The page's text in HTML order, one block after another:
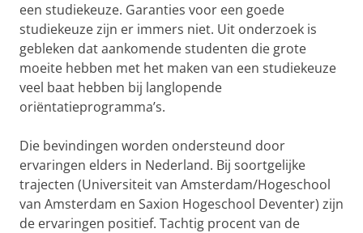
een studiekeuze. Garanties voor een goede
studiekeuze zijn er immers niet. Uit onderzoek is
gebleken dat aankomende studenten die grote
moeite hebben met het maken van een studiekeuze
veel baat hebben bij langlopende
oriëntatieprogramma’s.
Die bevindingen worden ondersteund door
ervaringen elders in Nederland. Bij soortgelijke
trajecten (Universiteit van Amsterdam/Hogeschool
van Amsterdam en Saxion Hogeschool Deventer) zijn
de ervaringen positief. Tachtig procent van de